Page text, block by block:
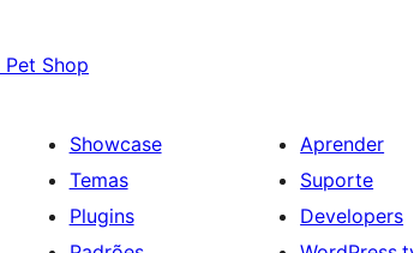
Pet Shop
Showcase
Temas
Plugins
Aprender
Suporte
Developers